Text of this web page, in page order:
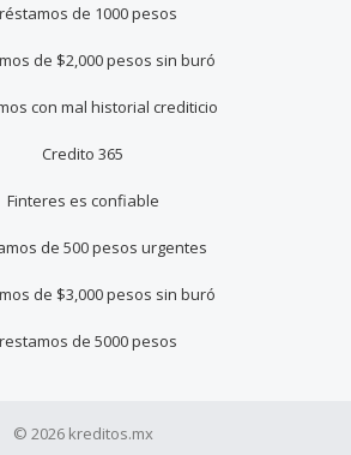
de 1000 pesos
de $2,000 pesos sin buró
con mal historial crediticio
Credito 365
Finteres es confiable
de 500 pesos urgentes
de $3,000 pesos sin buró
de 5000 pesos
© 2026 kreditos.mx